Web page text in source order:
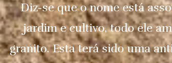
Diz-se que o nome está
jardim e cultivo, todo ele
granito. Esta terá sido uma